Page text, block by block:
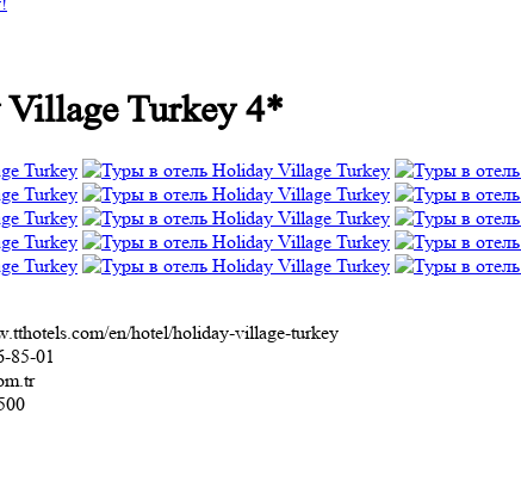
Turkey 4*
en/hotel/holiday-village-turkey
85-01